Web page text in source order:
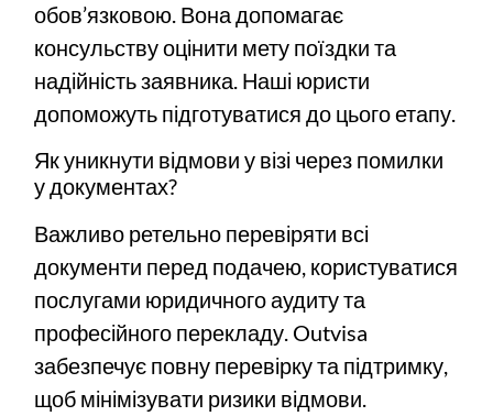
обов’язковою. Вона допомагає
консульству оцінити мету поїздки та
надійність заявника. Наші юристи
допоможуть підготуватися до цього етапу.
Як уникнути відмови у візі через помилки
у документах?
Важливо ретельно перевіряти всі
документи перед подачею, користуватися
послугами юридичного аудиту та
професійного перекладу. Outvisa
забезпечує повну перевірку та підтримку,
щоб мінімізувати ризики відмови.